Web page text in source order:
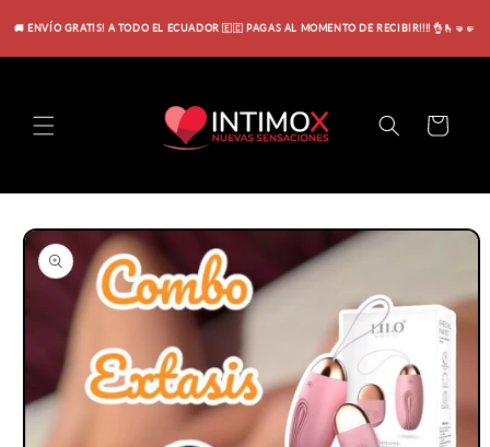
🚚 ENVÍO GRATIS! A TODO EL ECUADOR 🇪🇨 PAGAS AL MOMENTO DE RECIBIR!!!! 👌🫰🤜🤛
directamente
Carrito
directamente
a la
información
del producto